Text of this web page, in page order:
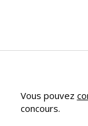
Vous pouvez
concours.